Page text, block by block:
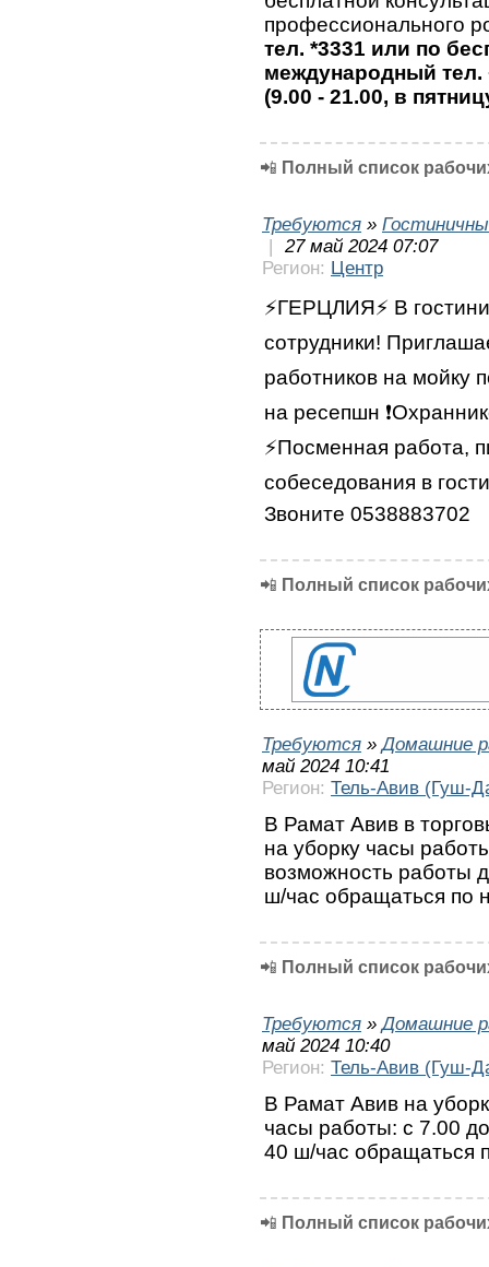
профессионального
тел. *3331 или по
международный тел.
(9.00 - 21.00, в
📲 Полный список
Требуются »
|
27 май 2024 07:07
Регион: Центр
⚡️ГЕРЦЛИЯ⚡️ В
сотрудники!
работников на мойку
на ресепшн
⚡️Посменная работа,
собеседования в
Звоните 0538883702
📲 Полный список
Требуются »Домашние
май 2024 10:41
Регион: Тель-Авив (Гуш-
В Рамат Авив в
на уборку часы
возможность работы
ш/час обращаться по
📲 Полный список
Требуются »Домашние
май 2024 10:40
Регион: Тель-Авив (Гуш-
В Рамат Авив на
часы работы: с 7.00
40 ш/час обращаться
📲 Полный список